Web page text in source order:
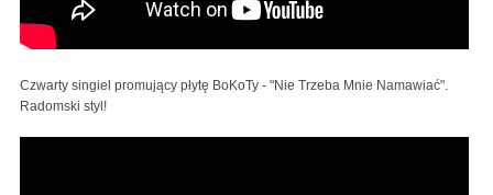
Czwarty singiel promujący płytę BoKoTy - "Nie Trzeba Mnie Namawiać".
Radomski styl!